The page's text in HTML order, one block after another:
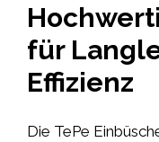
für
Effizienz
Die TePe